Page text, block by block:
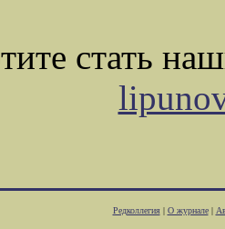
стать
Редколлегия| О журнале|